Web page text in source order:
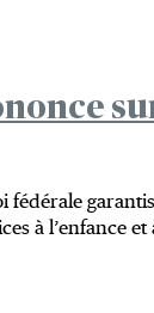
fédérale
à l’enfance et